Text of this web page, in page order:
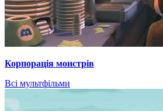
Корпорація монстрів
Всі мультфільми